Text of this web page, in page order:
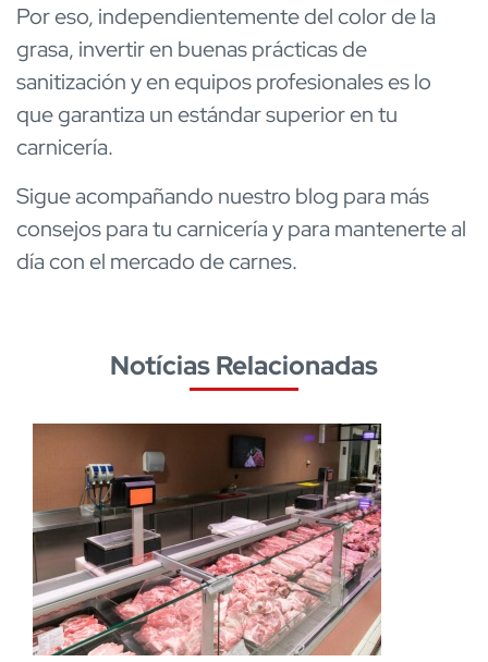
Por eso, independientemente del color de la
grasa, invertir en buenas prácticas de
sanitización y en equipos profesionales es lo
que garantiza un estándar superior en tu
carnicería.
Sigue acompañando nuestro blog para más
consejos para tu carnicería y para mantenerte al
día con el mercado de carnes.
Notícias Relacionadas